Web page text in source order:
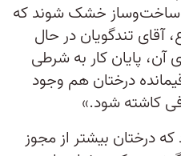
ساخت‌وساز خشک شوند که
آقای تندگویان در حال
پایان کار به شرطی
۷۰ درصد باقیمانده درختان هم وجود
کاشته شود.»
درختان بیشتر از مجوز